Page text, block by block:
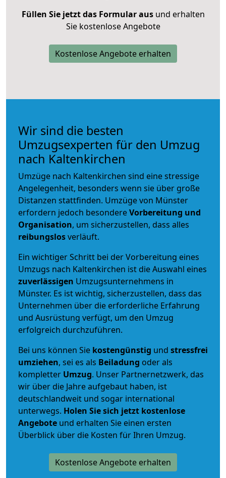
Füllen Sie jetzt das Formular ausund erhalten
Sie kostenlose Angebote
Kostenlose Angebote erhalten
Wir sind die besten
Umzugsexperten für den Umzug
nach Kaltenkirchen
Umzüge nach Kaltenkirchen sind eine stressige
Angelegenheit, besonders wenn sie über große
Distanzen stattfinden. Umzüge von Münster
erfordern jedoch besondereVorbereitung und
Organisation, um sicherzustellen, dass alles
reibungslosverläuft.
Ein wichtiger Schritt bei der Vorbereitung eines
Umzugs nach Kaltenkirchen ist die Auswahl eines
zuverlässigen Umzugsunternehmens in
Münster. Es ist wichtig, sicherzustellen, dass das
Unternehmen über die erforderliche Erfahrung
und Ausrüstung verfügt, um den Umzug
erfolgreich durchzuführen.
Bei uns können Sie kostengünstig und stressfrei
umziehen, sei es als Beiladung oder als
kompletter Umzug. Unser Partnernetzwerk, das
wir über die Jahre aufgebaut haben, ist
deutschlandweit und sogar international
unterwegs. Holen Sie sich jetzt kostenlose
Angebote und erhalten Sie einen ersten
Überblick über die Kosten für Ihren Umzug.
Kostenlose Angebote erhalten